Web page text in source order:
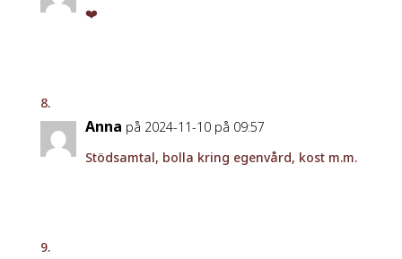
❤️
Anna på 2024-11-10 på 09:57
Stödsamtal, bolla kring egenvård, kost m.m.